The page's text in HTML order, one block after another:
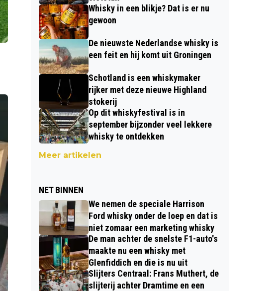
Whisky in een blikje? Dat is er nu
gewoon
De nieuwste Nederlandse whisky is
een feit en hij komt uit Groningen
Schotland is een whiskymaker
rijker met deze nieuwe Highland
stokerij
Op dit whiskyfestival is in
september bijzonder veel lekkere
whisky te ontdekken
Meer artikelen
NET BINNEN
We nemen de speciale Harrison
Ford whisky onder de loep en dat is
niet zomaar een marketing whisky
De man achter de snelste F1-auto's
maakte nu een whisky met
Glenfiddich en die is nu uit
Slijters Centraal: Frans Muthert, de
slijterij achter Dramtime en een